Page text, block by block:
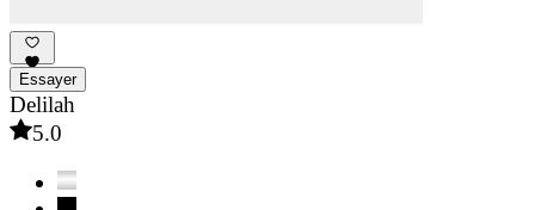
Essayer
Delilah
5.0